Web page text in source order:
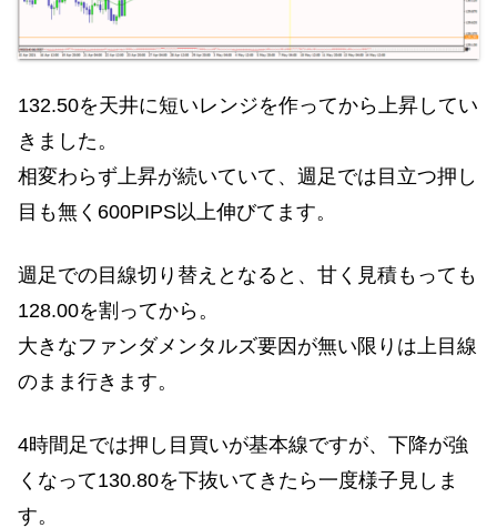
132.50を天井に短いレンジを作ってから上昇してい
きました。
相変わらず上昇が続いていて、週足では目立つ押し
目も無く600PIPS以上伸びてます。
週足での目線切り替えとなると、甘く見積もっても
128.00を割ってから。
大きなファンダメンタルズ要因が無い限りは上目線
のまま行きます。
4時間足では押し目買いが基本線ですが、下降が強
くなって130.80を下抜いてきたら一度様子見しま
す。